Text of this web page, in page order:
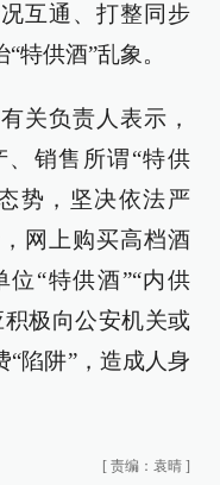
互通、打整同步
特供酒”乱象。
关负责人表示，
销售所谓“特供
势，坚决依法严
网上购买高档酒
“特供酒”“内供
极向公安机关或
陷阱”，造成人身
[ 责编：袁晴 ]